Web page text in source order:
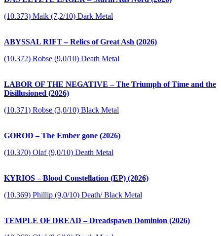
(10.373) Maik (7,2/10) Dark Metal
ABYSSAL RIFT – Relics of Great Ash (2026)
(10.372) Robse (9,0/10) Death Metal
LABOR OF THE NEGATIVE – The Triumph of Time and the
Disillusioned (2026)
(10.371) Robse (3,0/10) Black Metal
GOROD – The Ember gone (2026)
(10.370) Olaf (9,0/10) Death Metal
KYRIOS – Blood Constellation (EP) (2026)
(10.369) Phillip (9,0/10) Death/ Black Metal
TEMPLE OF DREAD – Dreadspawn Dominion (2026)